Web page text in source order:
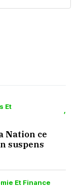
Et
Nation ce
suspens
Et Finance